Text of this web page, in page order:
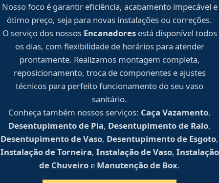
Nosso foco é garantir eficiência, acabamento impecável e
ótimo preço, seja para novas instalações ou correções.
O serviço dos nossos Encanadoresestá disponível todos
os dias, com flexibilidade de horários para atender
prontamente. Realizamos montagem completa,
reposicionamento, troca de componentes e ajustes
técnicos para perfeito funcionamento do seu vaso
sanitário.
Conheça também nossos serviços: Caça Vazamento,
Desentupimento de Pia, Desentupimento de Ralo,
Desentupimento de Vaso, Desentupimento de Esgoto,
Instalação de Torneira, Instalação de Vaso, Instalação
de Chuveiro e Manutenção de Box.